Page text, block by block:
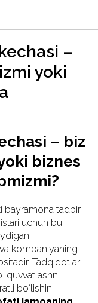
–
yoki
– biz
biznes
bayramona tadbir
uchun bu
kompaniyaning
Tadqiqotlar
quvvatlashni
bo‘lishini